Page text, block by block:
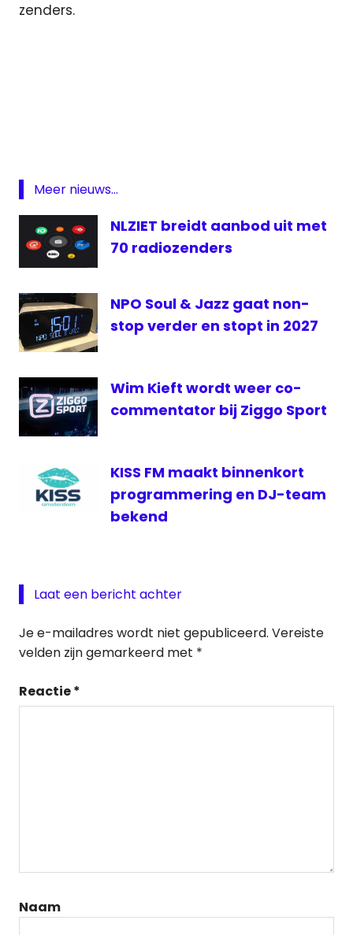
zenders.
Radio
Meer nieuws...
NLZIET breidt aanbod uit met
70 radiozenders
NPO Soul & Jazz gaat non-
stop verder en stopt in 2027
Wim Kieft wordt weer co-
commentator bij Ziggo Sport
KISS FM maakt binnenkort
programmering en DJ-team
bekend
Laat een bericht achter
Je e-mailadres wordt niet gepubliceerd. Vereiste
velden zijn gemarkeerd met *
Reactie*
Naam